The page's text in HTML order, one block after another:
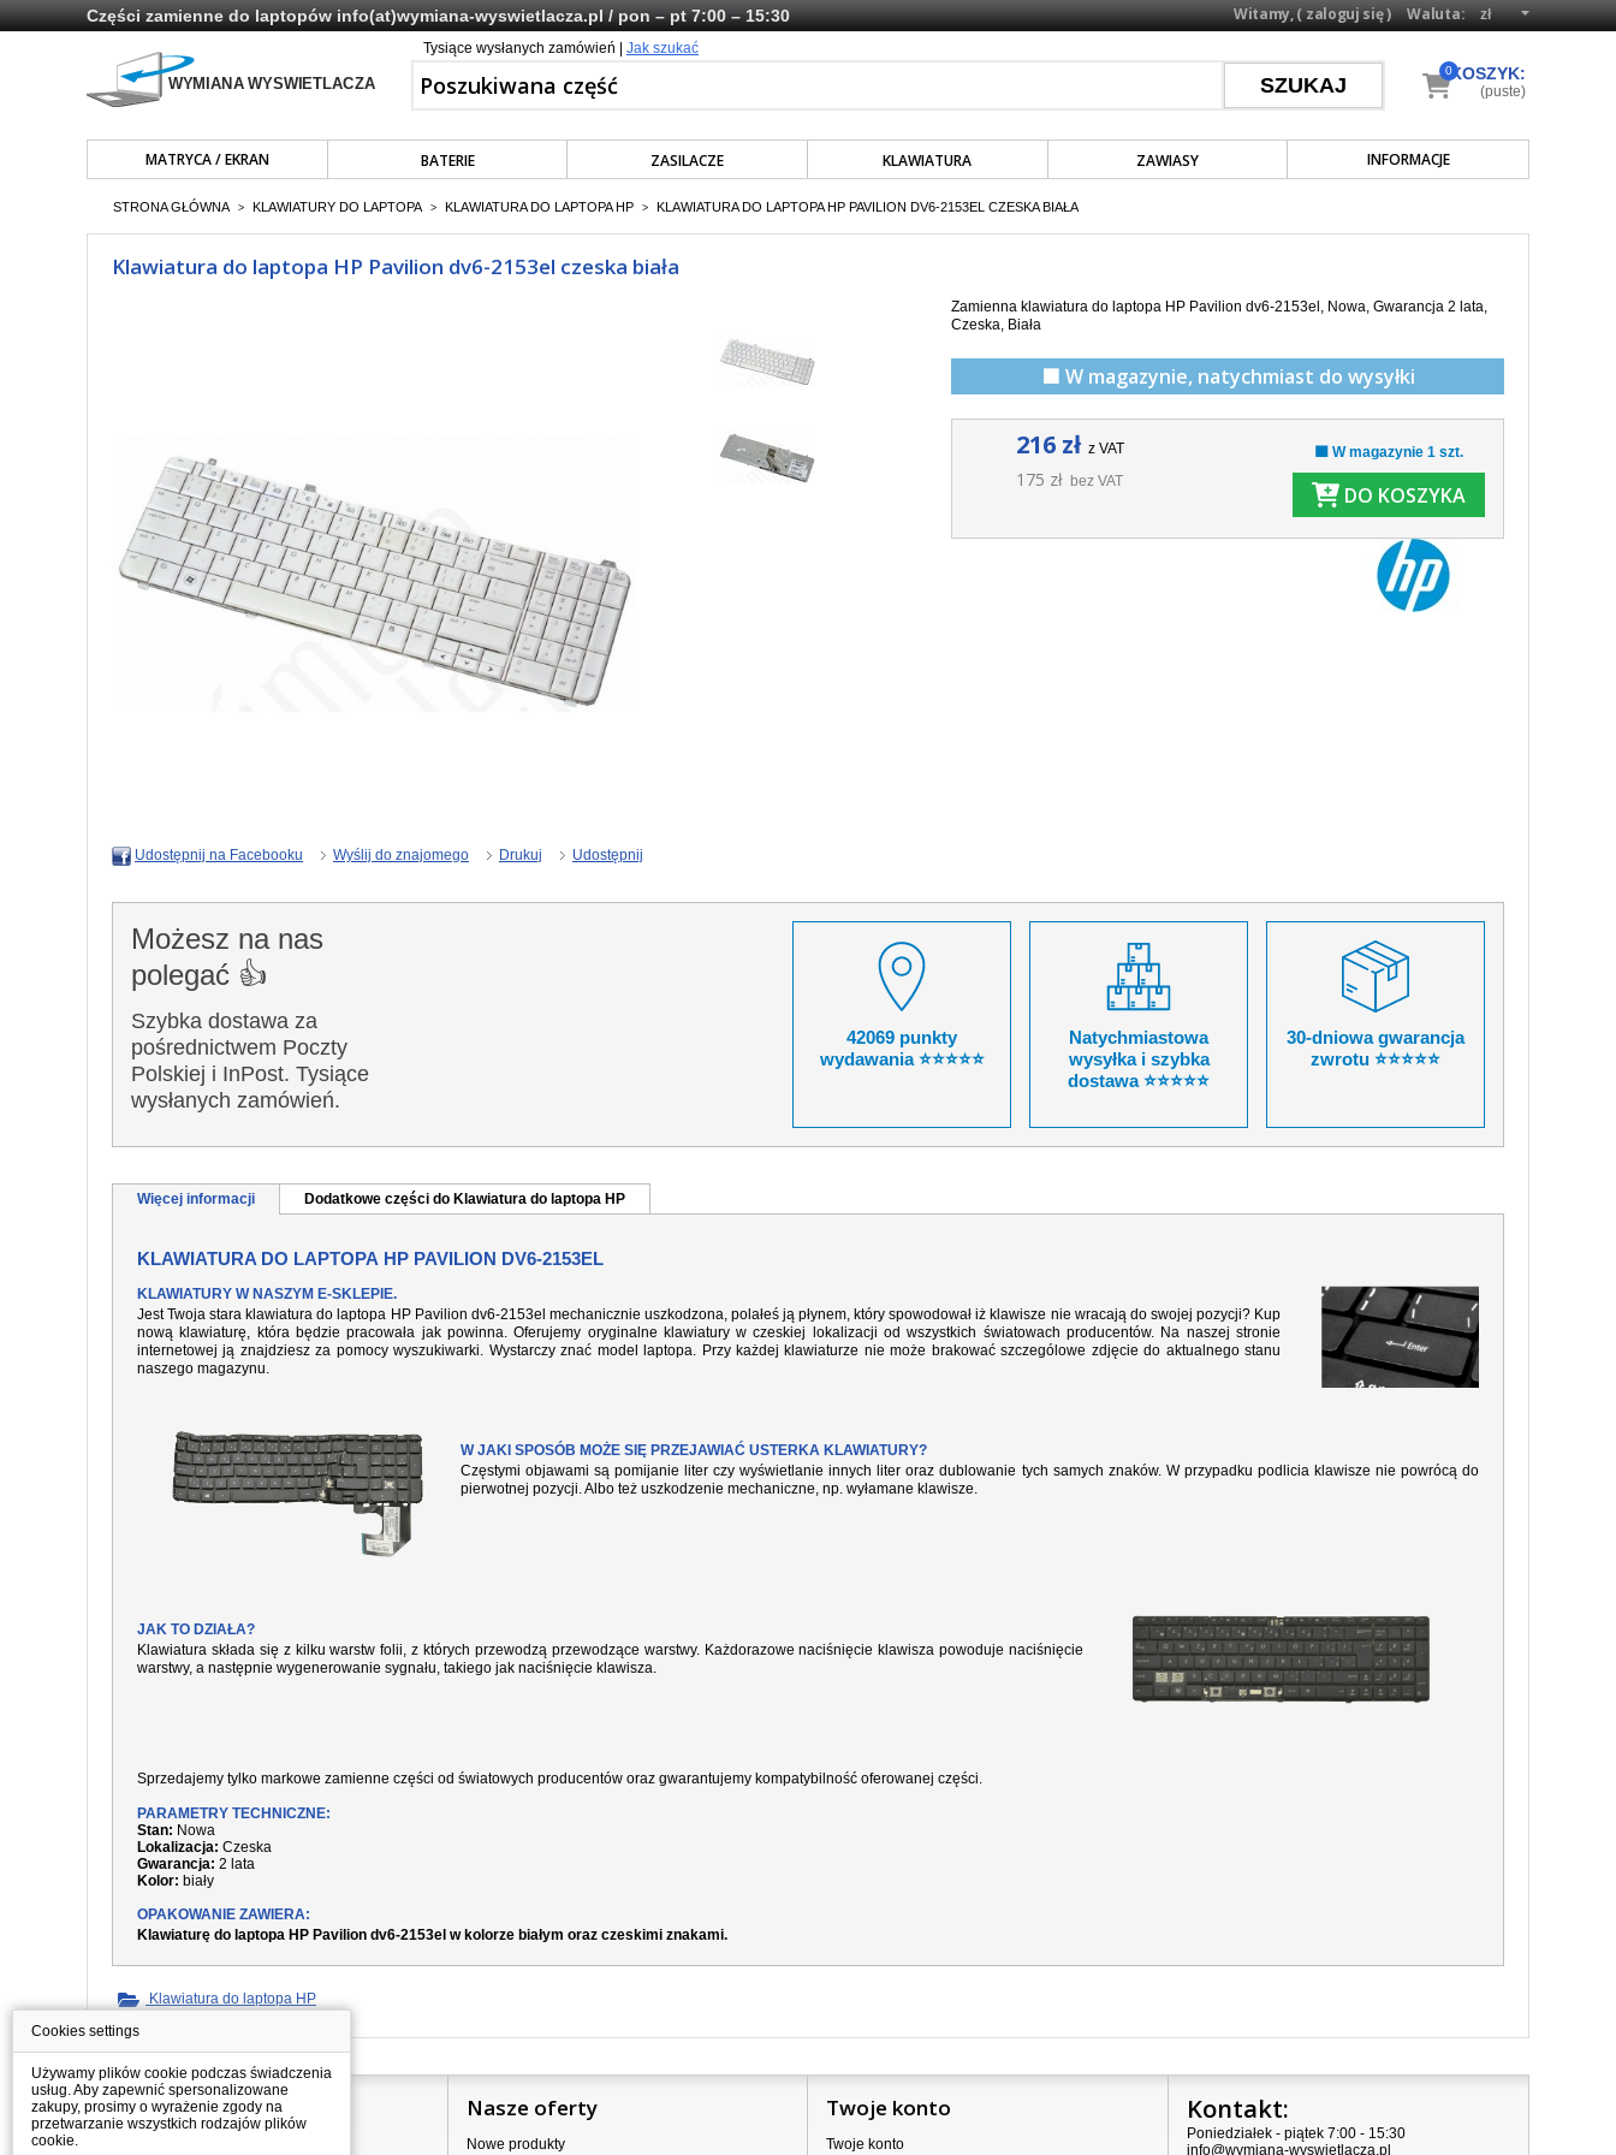
Części zamienne do laptopówinfo(at)wymiana-wyswietlacza.pl/ pon – pt 7:00 – 15:30 Waluta:
Witamy, (zaloguj się)
Tysiące wysłanych zamówień | Jak szukać
MATRYCA / EKRAN BATERIE ZASILACZE KLAWIATURA ZAWIASY INFORMACJE
KOSZYK:
0
(puste)
STRONA GŁÓWNA > KLAWIATURY DO LAPTOPA > KLAWIATURA DO LAPTOPA HP > KLAWIATURA DO LAPTOPA HP PAVILION DV6-2153EL CZESKA BIAŁA
Klawiatura do laptopa HP Pavilion dv6-2153el czeska biała
Zamienna klawiatura do laptopa HP Pavilion dv6-2153el, Nowa, Gwarancja 2 lata,
Czeska, Biała
🟩 W magazynie, natychmiast do wysyłki
216 zł z VAT
175 zł bez VAT
🟩 W magazynie 1 szt.
DO KOSZYKA
Udostępnij na Facebooku Wyślij do znajomego Drukuj Udostępnij
Możesz na nas
polegać 👍
Szybka dostawa za
pośrednictwem Poczty
Polskiej i InPost. Tysiące
wysłanych zamówień.
42069 punkty
wydawania ⭐⭐⭐⭐⭐
Natychmiastowa
wysyłka i szybka
dostawa ⭐⭐⭐⭐⭐
30-dniowa gwarancja
zwrotu ⭐⭐⭐⭐⭐
Więcej informacji Dodatkowe części do Klawiatura do laptopa HP
KLAWIATURA DO LAPTOPA HP PAVILION DV6-2153EL
KLAWIATURY W NASZYM E-SKLEPIE.
Jest Twoja stara klawiatura do laptopa HP Pavilion dv6-2153el mechanicznie uszkodzona, polałeś ją płynem, który spowodował iż klawisze nie wracają do swojej pozycji? Kup
nową klawiaturę, która będzie pracowała jak powinna. Oferujemy oryginalne klawiatury w czeskiej lokalizacji od wszystkich światowach producentów. Na naszej stronie
internetowej ją znajdziesz za pomocy wyszukiwarki. Wystarczy znać model laptopa. Przy każdej klawiaturze nie może brakować szczególowe zdjęcie do aktualnego stanu
naszego magazynu.
W JAKI SPOSÓB MOŻE SIĘ PRZEJAWIAĆ USTERKA KLAWIATURY?
Częstymi objawami są pomijanie liter czy wyświetlanie innych liter oraz dublowanie tych samych znaków. W przypadku podlicia klawisze nie powrócą do
pierwotnej pozycji. Albo też uszkodzenie mechaniczne, np. wyłamane klawisze.
JAK TO DZIAŁA?
Klawiatura składa się z kilku warstw folii, z których przewodzą przewodzące warstwy. Każdorazowe naciśnięcie klawisza powoduje naciśnięcie
warstwy, a następnie wygenerowanie sygnału, takiego jak naciśnięcie klawisza.
Sprzedajemy tylko markowe zamienne części od światowych producentów oraz gwarantujemy kompatybilność oferowanej części.
PARAMETRY TECHNICZNE:
Stan: Nowa
Lokalizacja: Czeska
Gwarancja: 2 lata
Kolor: biały
OPAKOWANIE ZAWIERA:
Klawiaturę do laptopa HP Pavilion dv6-2153el w kolorze białym oraz czeskimi znakami.
Klawiatura do laptopa HP
Informacje Nasze oferty
Nowe produkty
Twoje konto
Twoje konto
Kontakt:
Poniedziałek - piątek 7:00 - 15:30
info@wymiana-wyswietlacza.pl
Cookies settings
Używamy plików cookie podczas świadczenia
usług. Aby zapewnić spersonalizowane
zakupy, prosimy o wyrażenie zgody na
przetwarzanie wszystkich rodzajów plików
cookie.